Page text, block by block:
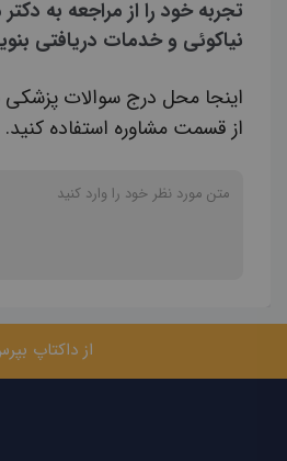
تجربه خود را از مراجعه به
نیاکوئی و خدمات دریافتی
اینجا محل درج سوالات
از قسمت مشاوره استفاده کنید.
از داکتاپ